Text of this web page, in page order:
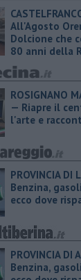
All'Agosto
Dolcione che
80 anni della
ROSIGNANO
— Riapre il
l'arte e
PROVINCIA DI
Benzina,
ecco dove
PROVINCIA DI
Benzina,